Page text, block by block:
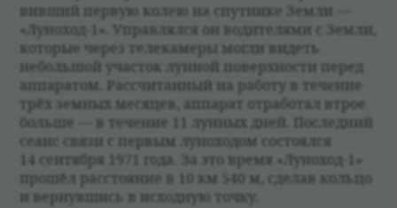
вивший первую колею на спут­нике Земли —
«Луно­ход-1». Управ­лялся он води­те­лями с Земли,
кото­рые через теле­камеры могли видеть
небольшой уча­сток лун­ной поверх­но­сти перед
аппа­ра­том. Рас­счи­тан­ный на работу в тече­ние
трёх зем­ных месяцев, аппа­рат отра­бо­тал втрое
больше — в тече­ние 11 лун­ных дней. Послед­ний
сеанс связи с пер­вым луно­хо­дом состо­ялся
14 сен­тября 1971 года. За это время «Луно­ход-1»
прошёл рас­сто­я­ние в 10 км 540 м, сде­лав кольцо
и вер­нувшись в исход­ную точку.